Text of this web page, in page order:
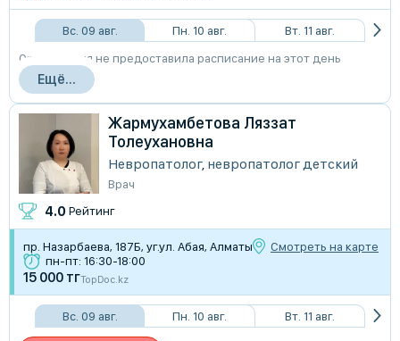
Вс. 09 авг. Пн. 10 авг.
Вт. 11 авг.
Организация не предоставила расписание на этот день
Ещё...
Жармухамбетова Ляззат
Толеухановна
Невропатолог, невропатолог детский
Врач
4.0 Рейтинг
пр. Назарбаева, 187Б, уг.ул. Абая, Алматы
Смотреть на карте
пн-пт: 16:30-18:00
15 000 тгTopDoc.kz
Вс. 09 авг. Пн. 10 авг. Вт. 11 авг.